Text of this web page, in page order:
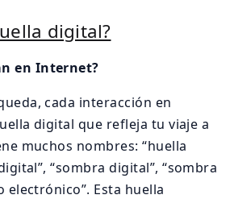
digital?
en Internet?
cada interacción en
digital que refleja tu viaje a
muchos nombres: “huella
“sombra digital”, “sombra
electrónico”. Esta huella